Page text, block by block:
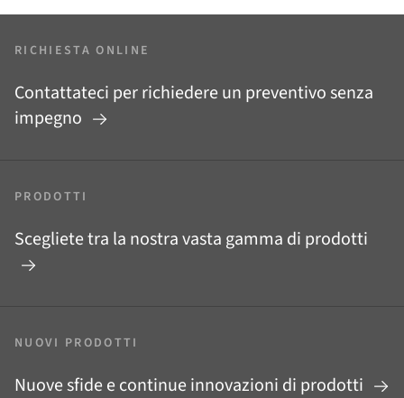
RICHIESTA ONLINE
Contattateci per richiedere un preventivo senza
impegno
PRODOTTI
Scegliete tra la nostra vasta gamma di prodotti
NUOVI PRODOTTI
Nuove sfide e continue innovazioni di prodotti